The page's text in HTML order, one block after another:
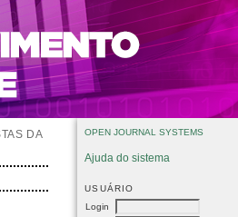
OPEN JOURNAL SYSTEMS
Ajuda do sistema
USUÁRIO
Login
DA